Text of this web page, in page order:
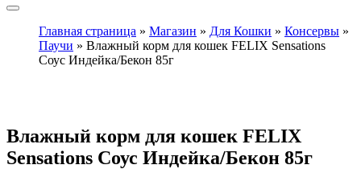
Главная страница » Магазин » Для Кошки » Консервы »
Паучи » Влажный корм для кошек FELIX Sensations
Соус Индейка/Бекон 85г
Влажный корм для кошек FELIX
Sensations Соус Индейка/Бекон 85г